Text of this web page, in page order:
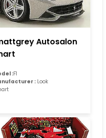
Autosalon
:F1
: Look